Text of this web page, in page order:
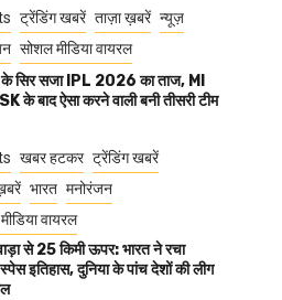
ट्रेंडिंग खबरें ताज़ा ख़बरें न्यूज़
सोशल मीडिया वायरल
सिर सजा IPL 2026 का ताज, MI
के बाद ऐसा करने वाली बनी तीसरी टीम
खबर हटकर ट्रेंडिंग खबरें
भारत मनोरंजन
वायरल
से 25 किमी ऊपर: भारत ने रचा
इतिहास, दुनिया के पांच देशों की लीग